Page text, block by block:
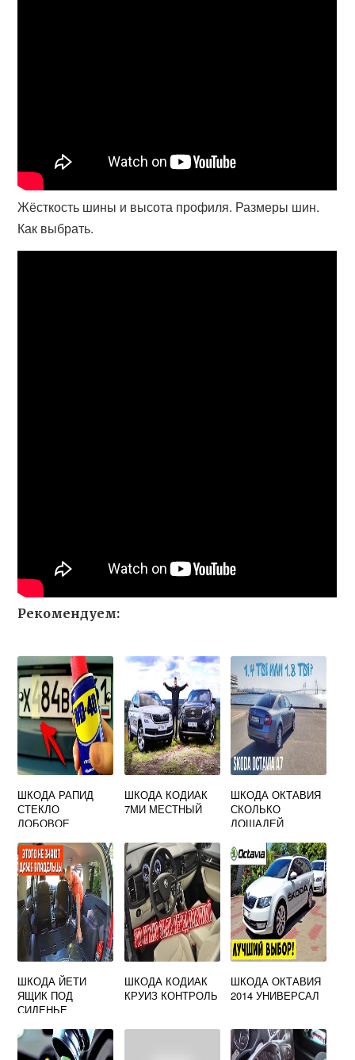
Жёсткость шины и высота профиля. Размеры шин.
Как выбрать.
Рекомендуем:
ШКОДА РАПИД
СТЕКЛО
ЛОБОВОЕ
ШКОДА КОДИАК
7МИ МЕСТНЫЙ
ШКОДА ОКТАВИЯ
СКОЛЬКО
ЛОШАДЕЙ
ШКОДА ЙЕТИ
ЯЩИК ПОД
СИДЕНЬЕ
ШКОДА КОДИАК
КРУИЗ КОНТРОЛЬ
ШКОДА ОКТАВИЯ
2014 УНИВЕРСАЛ